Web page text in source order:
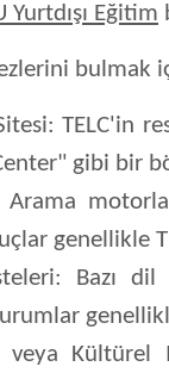
Yurtdışı Eğitim
bulmak
TELC'in
gibi bir
Arama
genellikle
Bazı dil
veya Kültürel